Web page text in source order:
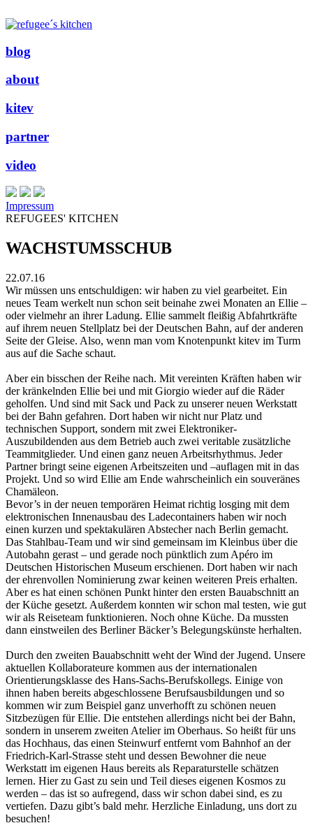
blog
about
kitev
partner
video
Impressum
REFUGEES' KITCHEN
WACHSTUMSSCHUB
22.07.16
Wir müssen uns entschuldigen: wir haben zu viel gearbeitet. Ein
neues Team werkelt nun schon seit beinahe zwei Monaten an Ellie –
oder vielmehr an ihrer Ladung. Ellie sammelt fleißig Abfahrtkräfte
auf ihrem neuen Stellplatz bei der Deutschen Bahn, auf der anderen
Seite der Gleise. Also, wenn man vom Knotenpunkt kitev im Turm
aus auf die Sache schaut.
Aber ein bisschen der Reihe nach. Mit vereinten Kräften haben wir
der kränkelnden Ellie bei und mit Giorgio wieder auf die Räder
geholfen. Und sind mit Sack und Pack zu unserer neuen Werkstatt
bei der Bahn gefahren. Dort haben wir nicht nur Platz und
technischen Support, sondern mit zwei Elektroniker-
Auszubildenden aus dem Betrieb auch zwei veritable zusätzliche
Teammitglieder. Und einen ganz neuen Arbeitsrhythmus. Jeder
Partner bringt seine eigenen Arbeitszeiten und –auflagen mit in das
Projekt. Und so wird Ellie am Ende wahrscheinlich ein souveränes
Chamäleon.
Bevor’s in der neuen temporären Heimat richtig losging mit dem
elektronischen Innenausbau des Ladecontainers haben wir noch
einen kurzen und spektakulären Abstecher nach Berlin gemacht.
Das Stahlbau-Team und wir sind gemeinsam im Kleinbus über die
Autobahn gerast – und gerade noch pünktlich zum Apéro im
Deutschen Historischen Museum erschienen. Dort haben wir nach
der ehrenvollen Nominierung zwar keinen weiteren Preis erhalten.
Aber es hat einen schönen Punkt hinter den ersten Bauabschnitt an
der Küche gesetzt. Außerdem konnten wir schon mal testen, wie gut
wir als Reiseteam funktionieren. Noch ohne Küche. Da mussten
dann einstweilen des Berliner Bäcker’s Belegungskünste herhalten.
Durch den zweiten Bauabschnitt weht der Wind der Jugend. Unsere
aktuellen Kollaborateure kommen aus der internationalen
Orientierungsklasse des Hans-Sachs-Berufskollegs. Einige von
ihnen haben bereits abgeschlossene Berufsausbildungen und so
kommen wir zum Beispiel ganz unverhofft zu schönen neuen
Sitzbezügen für Ellie. Die entstehen allerdings nicht bei der Bahn,
sondern in unserem zweiten Atelier im Oberhaus. So heißt für uns
das Hochhaus, das einen Steinwurf entfernt vom Bahnhof an der
Friedrich-Karl-Strasse steht und dessen Bewohner die neue
Werkstatt im eigenen Haus bereits als Reparaturstelle schätzen
lernen. Hier zu Gast zu sein und Teil dieses eigenen Kosmos zu
werden – das ist so aufregend, dass wir schon dabei sind, es zu
vertiefen. Dazu gibt’s bald mehr. Herzliche Einladung, uns dort zu
besuchen!